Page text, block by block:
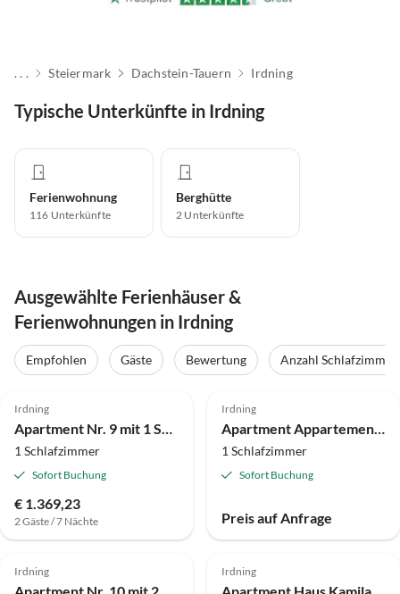
. . . Steiermark Dachstein-Tauern Irdning
Typische Unterkünfte in Irdning
Ferienwohnung
116 Unterkünfte
Berghütte
2 Unterkünfte
Ausgewählte Ferienhäuser &
Ferienwohnungen in Irdning
Empfohlen Gäste Bewertung Anzahl Schlafzimmer
Irdning
Apartment Nr. 9 mit 1 Schlafraum/Dusche,
1 Schlafzimmer
Sofort Buchung
€ 1.369,23
2 Gäste / 7 Nächte
Irdning
Apartment Appartement Nr. 6 mit Dusche, WC
1 Schlafzimmer
Sofort Buchung
Preis auf Anfrage
Irdning Irdning